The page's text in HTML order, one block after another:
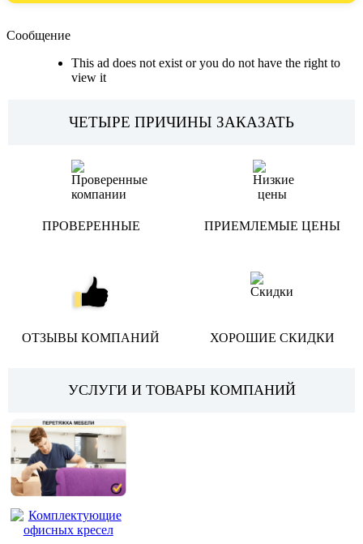
Сообщение
This ad does not exist or you do not have the right to
view it
ЧЕТЫРЕ ПРИЧИНЫ ЗАКАЗАТЬ
ПРОВЕРЕННЫЕ ПРИЕМЛЕМЫЕ ЦЕНЫ
ОТЗЫВЫ КОМПАНИЙ ХОРОШИЕ СКИДКИ
УСЛУГИ И ТОВАРЫ КОМПАНИЙ